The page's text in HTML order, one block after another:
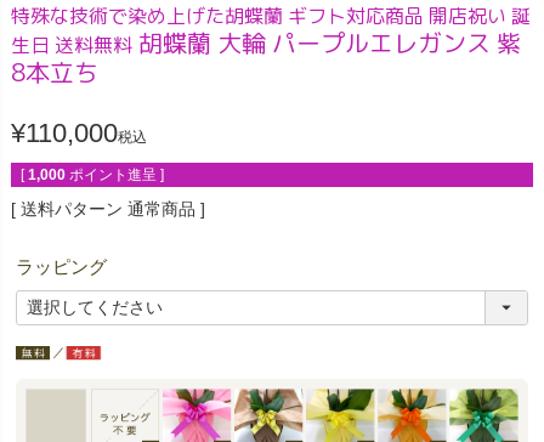
特殊な技術で染め上げた胡蝶蘭 ギフト対応商品 開店祝い 誕
生日 送料無料 胡蝶蘭 大輪 パープルエレガンス 紫
8本立ち
¥110,000税込
[ 1,000 ポイント進呈 ]
送料パターン 通常商品
ラッピング